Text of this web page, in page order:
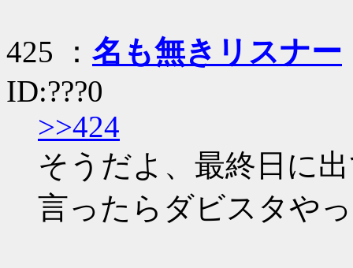
425 ： 名も無きリスナー
ID:???0
>>424
そうだよ、最終日に
言ったらダビスタや